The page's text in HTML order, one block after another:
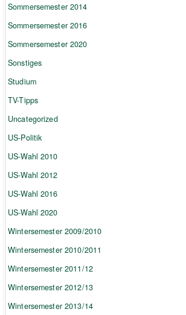
Sommersemester 2014
Sommersemester 2016
Sommersemester 2020
Sonstiges
Studium
TV-Tipps
Uncategorized
US-Politik
US-Wahl 2010
US-Wahl 2012
US-Wahl 2016
US-Wahl 2020
Wintersemester 2009/2010
Wintersemester 2010/2011
Wintersemester 2011/12
Wintersemester 2012/13
Wintersemester 2013/14